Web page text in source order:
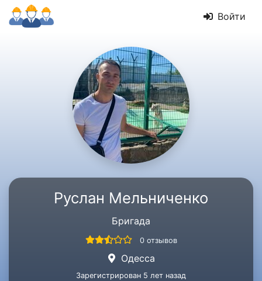
Войти
Руслан Мельниченко
Бригада
0 отзывов
Одесса
Зарегистрирован 5 лет назад